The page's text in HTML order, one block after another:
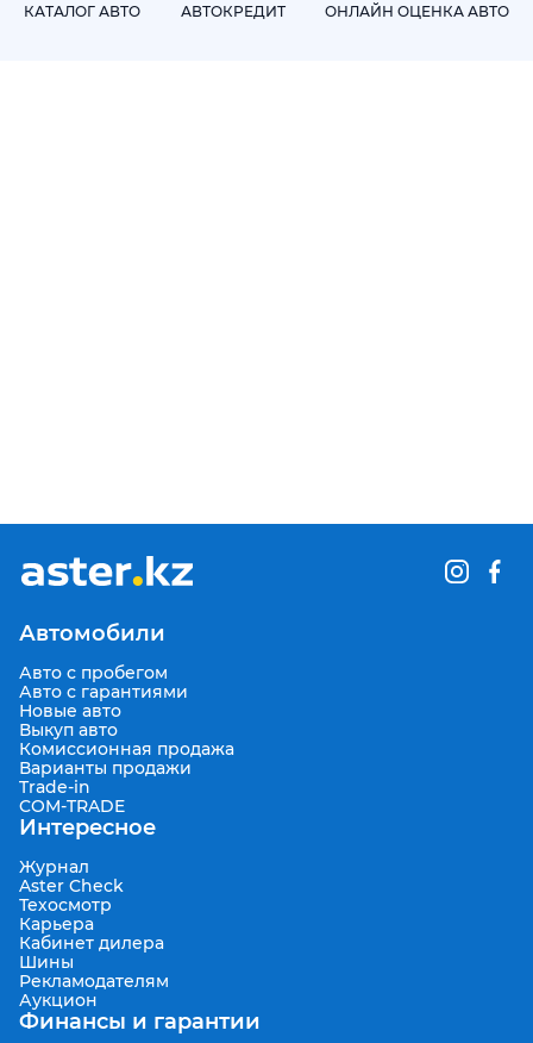
КАТАЛОГ АВТО АВТОКРЕДИТ ОНЛАЙН ОЦЕНКА АВТО
Автомобили
Авто с пробегом
Авто с гарантиями
Новые авто
Выкуп авто
Комиссионная продажа
Варианты продажи
Trade-in
COM-TRADE
Интересное
Журнал
Aster Check
Техосмотр
Карьера
Кабинет дилера
Шины
Рекламодателям
Аукцион
Финансы и гарантии